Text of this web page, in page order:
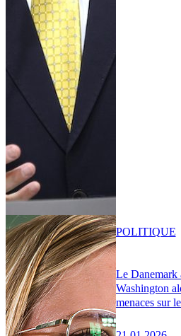
Le Danemark
Washington
menaces sur
POLITIQUE